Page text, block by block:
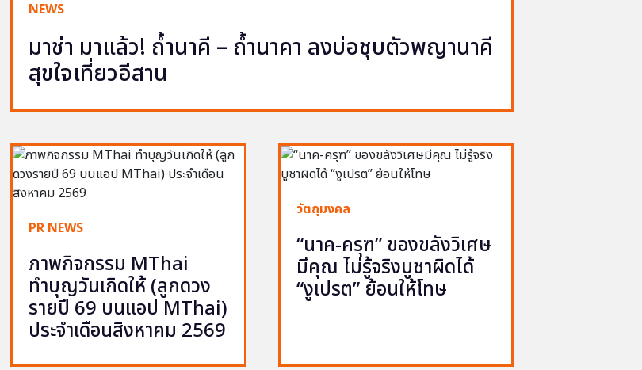
NEWS
มาช่า มาแล้ว! ถ้ำนาคี – ถ้ำนาคา ลงบ่อชุบตัวพญานาคี
สุขใจเที่ยวอีสาน
PR NEWS
ภาพกิจกรรม MThai
ทำบุญวันเกิดให้ (ลูกดวง
รายปี 69 บนแอป MThai)
ประจำเดือนสิงหาคม 2569
วัตถุมงคล
“นาค-ครุฑ” ของขลังวิเศษ
มีคุณ ไม่รู้จริงบูชาผิดได้
“งูเปรต” ย้อนให้โทษ